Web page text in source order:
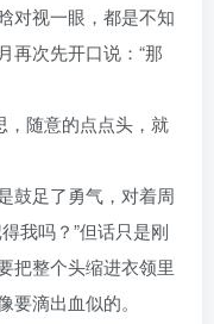
对视一眼，都是不知
再次先开口说：“那
，随意的点点头，就
鼓足了勇气，对着周
我吗？”但话只是刚
把整个头缩进衣领里
滴出血似的。